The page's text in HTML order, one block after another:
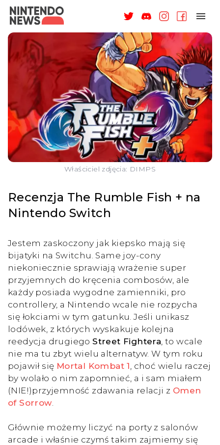
NAGRODY
NEWSY
RECENZJE
ARTYKUŁY
WSPARCIE
O NAS
ZALOGUJ
Właściciel zdjęcia: DIMPS
Recenzja The Rumble Fish + na
Nintendo Switch
Jestem zaskoczony jak kiepsko mają się
bijatyki na Switchu. Same joy-cony
niekoniecznie sprawiają wrażenie super
przyjemnych do kręcenia combosów, ale
każdy posiada wygodne zamienniki, pro
controllery, a Nintendo wcale nie rozpycha
się łokciami w tym gatunku. Jeśli unikasz
lodówek, z których wyskakuje kolejna
reedycja drugiegoStreet Fightera , to wcale
nie ma tu zbyt wielu alternatyw. W tym roku
pojawił się Mortal Kombat 1 , choć wielu raczej
by wolało o nim zapomnieć, a i sam miałem
(NIE!)przyjemność zdawania relacji z Omen
of Sorrow
Głównie możemy liczyć na porty z salonów
arcade i właśnie czymś takim zajmiemy się